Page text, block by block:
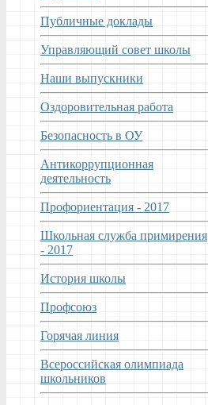
Публичные доклады
Управляющий совет школы
Наши выпускники
Оздоровительная работа
Безопасность в ОУ
Антикоррупционная
деятельность
Профориентация - 2017
Школьная служба примирения
- 2017
История школы
Профсоюз
Горячая линия
Всероссийская олимпиада
школьников